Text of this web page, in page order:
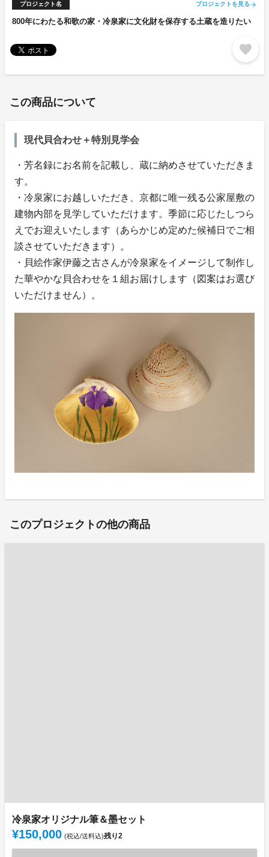
プロジェクト名 プロジェクトを見る arrow_forward
800年にわたる和歌の家・冷泉家に文化財を保存する土蔵を造りたい
favorite
この商品について
現代貝合わせ＋特別見学会
・芳名録にお名前を記載し、蔵に納めさせていただきま
す。
・冷泉家にお越しいただき、京都に唯一残る公家屋敷の
建物内部を見学していただけます。季節に応じたしつら
えでお迎えいたします（あらかじめ定めた候補日でご相
談させていただきます）。
・貝絵作家伊藤之古さんが冷泉家をイメージして制作し
た華やかな貝合わせを１組お届けします（図案はお選び
いただけません）。
このプロジェクトの他の商品
冷泉家オリジナル筆＆墨セット
¥150,000 (税込/送料込)残り2